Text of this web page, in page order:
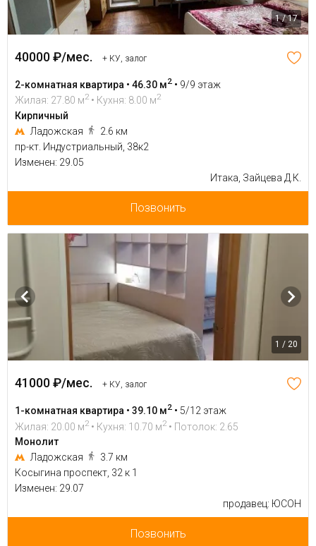
1 / 17
40000 ₽/мес. + КУ, залог
2-комнатная квартира • 46.30 м2 • 9/9 этаж
Жилая: 27.80 м2 • Кухня: 8.00 м2
Кирпичный
Ладожская
2.6 км
пр-кт. Индустриальный, 38к2
Изменен: 29.05
Итака, Зайцева Д.К.
Позвонить
1 / 20
41000 ₽/мес. + КУ, залог
1-комнатная квартира • 39.10 м2 • 5/12 этаж
Жилая: 20.00 м2 • Кухня: 10.70 м2 • Потолок: 2.65
Монолит
Ладожская
3.7 км
Косыгина проспект, 32 к 1
Изменен: 29.07
продавец: ЮСОН
Позвонить